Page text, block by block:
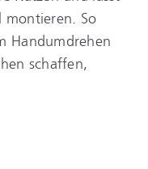
montieren. So
Handumdrehen
schaffen,